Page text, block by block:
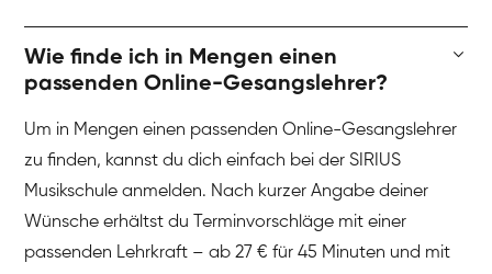
Wie finde ich in Mengen einen
passenden Online-Gesangslehrer?
Um in Mengen einen passenden Online-Gesangslehrer
zu finden, kannst du dich einfach bei der SIRIUS
Musikschule anmelden. Nach kurzer Angabe deiner
Wünsche erhältst du Terminvorschläge mit einer
passenden Lehrkraft – ab 27 € für 45 Minuten und mit